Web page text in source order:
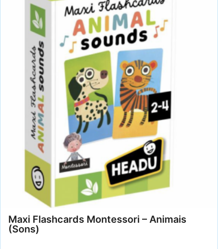
Maxi Flashcards Montessori – Animais
(Sons)